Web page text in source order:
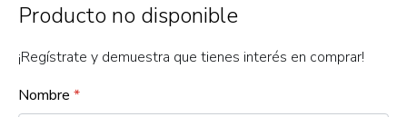
Producto no disponible
¡Regístrate y demuestra que tienes interés en comprar!
Nombre *